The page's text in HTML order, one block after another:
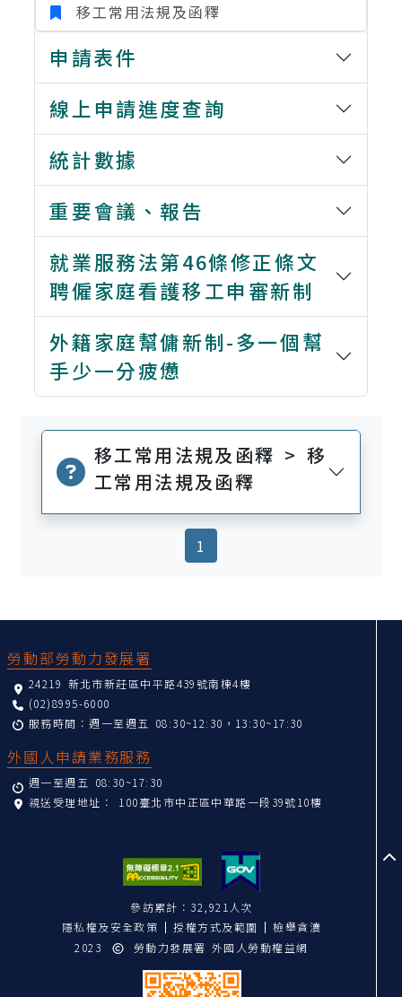
移工常用法規及函釋
申請表件
線上申請進度查詢
統計數據
重要會議、報告
就業服務法第46條修正條文
聘僱家庭看護移工申審新制
外籍家庭幫傭新制-多一個幫
手少一分疲憊
移工常用法規及函釋 > 移
工常用法規及函釋
1
勞動部勞動力發展署
24219 新北市新莊區中平路439號南棟4樓
(02)8995-6000
服務時間：週一至週五 08:30~12:30，13:30~17:30
外國人申請業務服務
週一至週五 08:30~17:30
親送受理地址： 100臺北市中正區中華路一段39號10樓
參訪累計：32,921人次
隱私權及安全政策
授權方式及範圍
檢舉貪瀆
2023
勞動力發展署 外國人勞動權益網
至